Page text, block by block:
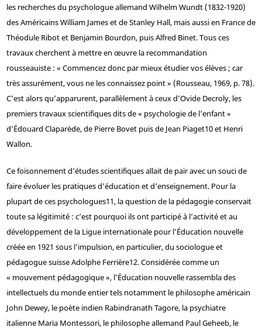
les recherches du psychologue allemand Wilhelm Wundt (1832-1920)
des Américains William James et de Stanley Hall, mais aussi en France de
Théodule Ribot et Benjamin Bourdon, puis Alfred Binet. Tous ces
travaux cherchent à mettre en œuvre la recommandation
rousseauiste : « Commencez donc par mieux étudier vos élèves ; car
très assurément, vous ne les connaissez point » (Rousseau, 1969, p. 78).
C’est alors qu’apparurent, parallèlement à ceux d’Ovide Decroly, les
premiers travaux scientifiques dits de « psychologie de l’enfant »
d’Édouard Claparède, de Pierre Bovet puis de Jean Piaget10et Henri
Wallon.
Ce foisonnement d’études scientifiques allait de pair avec un souci de
faire évoluer les pratiques d’éducation et d’enseignement. Pour la
plupart de ces psychologues11, la question de la pédagogie conservait
toute sa légitimité : c’est pourquoi ils ont participé à l’activité et au
développement de la Ligue internationale pour l’Éducation nouvelle
créée en 1921 sous l’impulsion, en particulier, du sociologue et
pédagogue suisse Adolphe Ferrière12. Considérée comme un
« mouvement pédagogique », l’Éducation nouvelle rassembla des
intellectuels du monde entier tels notamment le philosophe américain
John Dewey, le poète indien Rabindranath Tagore, la psychiatre
italienne Maria Montessori, le philosophe allemand Paul Geheeb, le